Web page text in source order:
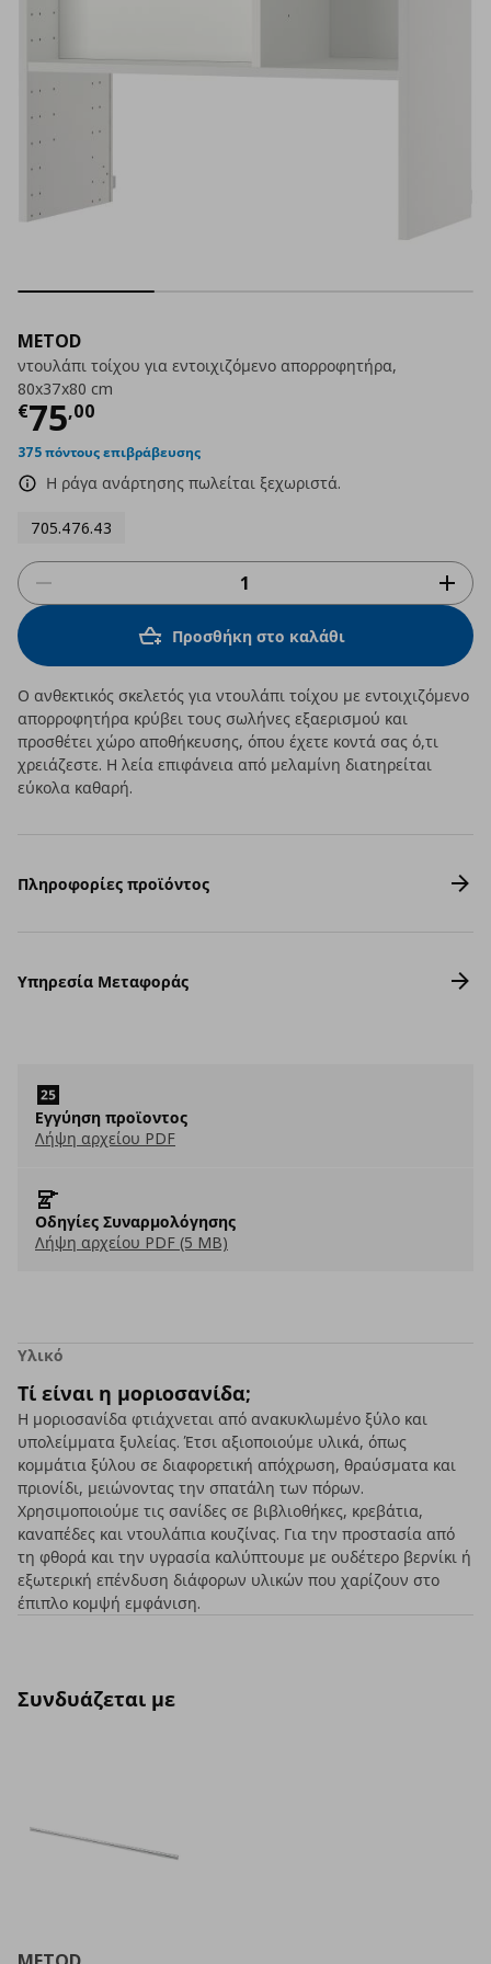
METOD
ντουλάπι τοίχου για εντοιχιζόμενο απορροφητήρα,
80x37x80 cm
€75,00
Τρέχουσα τιμή
375 πόντους επιβράβευσης
Η ράγα ανάρτησης πωλείται ξεχωριστά.
705.476.43
Προσθήκη στο καλάθι
Ο ανθεκτικός σκελετός για ντουλάπι τοίχου με εντοιχιζόμενο
απορροφητήρα κρύβει τους σωλήνες εξαερισμού και
προσθέτει χώρο αποθήκευσης, όπου έχετε κοντά σας ό,τι
χρειάζεστε. Η λεία επιφάνεια από μελαμίνη διατηρείται
εύκολα καθαρή.
Πληροφορίες προϊόντος
Υπηρεσία Μεταφοράς
Eγγύηση προϊοντος
Λήψη αρχείου PDF
Οδηγίες Συναρμολόγησης
Λήψη αρχείου PDF (5 MB)
Υλικό
Τί είναι η μοριοσανίδα;
Η μοριοσανίδα φτιάχνεται από ανακυκλωμένο ξύλο και
υπολείμματα ξυλείας. Έτσι αξιοποιούμε υλικά, όπως
κομμάτια ξύλου σε διαφορετική απόχρωση, θραύσματα και
πριονίδι, μειώνοντας την σπατάλη των πόρων.
Χρησιμοποιούμε τις σανίδες σε βιβλιοθήκες, κρεβάτια,
καναπέδες και ντουλάπια κουζίνας. Για την προστασία από
τη φθορά και την υγρασία καλύπτουμε με ουδέτερο βερνίκι ή
εξωτερική επένδυση διάφορων υλικών που χαρίζουν στο
έπιπλο κομψή εμφάνιση.
Συνδυάζεται με